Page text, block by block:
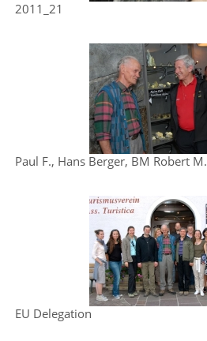
2011_21
Paul F., Hans Berger, BM Robert M.
EU Delegation